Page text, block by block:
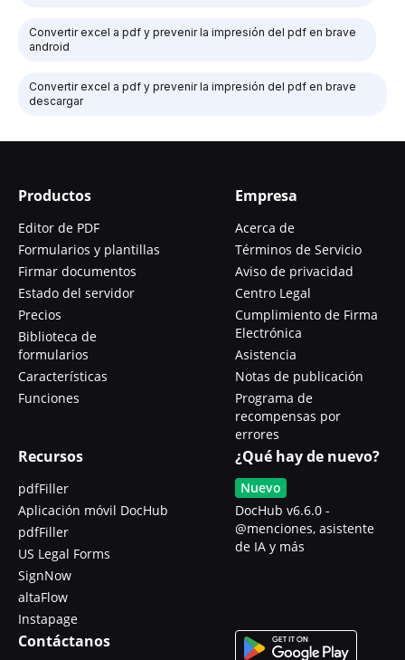
Convertir excel a pdf y prevenir la impresión del pdf en brave
android
Convertir excel a pdf y prevenir la impresión del pdf en brave
descargar
Productos
Editor de PDF
Formularios y plantillas
Firmar documentos
Estado del servidor
Precios
Biblioteca de
formularios
Características
Funciones
Empresa
Acerca de
Términos de Servicio
Aviso de privacidad
Centro Legal
Cumplimiento de Firma
Electrónica
Asistencia
Notas de publicación
Programa de
recompensas por
errores
Recursos
pdfFiller
Aplicación móvil DocHub
pdfFiller
US Legal Forms
SignNow
altaFlow
Instapage
¿Qué hay de nuevo?
Nuevo
DocHub v6.6.0 -
@menciones, asistente
de IA y más
Contáctanos